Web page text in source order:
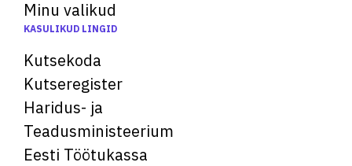
Minu valikud
KASULIKUD LINGID
Kutsekoda
Kutseregister
Haridus- ja
Teadusministeerium
Eesti Töötukassa